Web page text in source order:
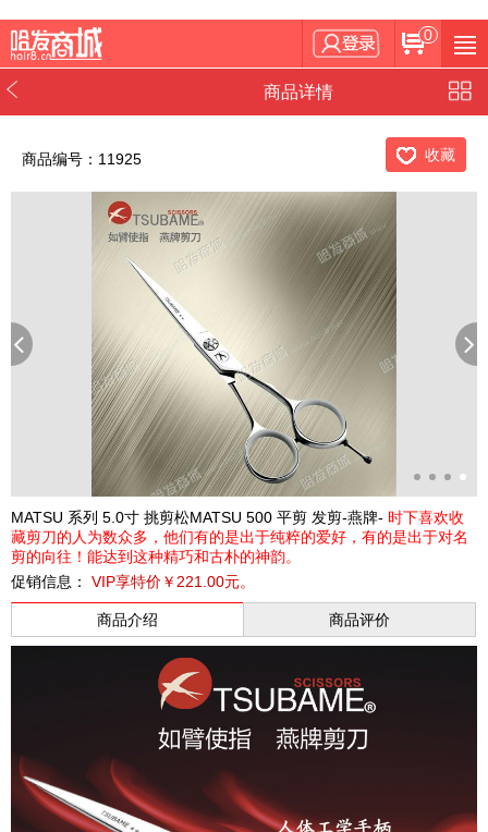
0
商品详情
商品编号：11925 收藏
MATSU 系列 5.0寸 挑剪松MATSU 500 平剪 发剪-燕牌- 时下喜欢收
藏剪刀的人为数众多，他们有的是出于纯粹的爱好，有的是出于对名
剪的向往！能达到这种精巧和古朴的神韵。
促销信息：
VIP享特价￥221.00元。
商品介绍 商品评价